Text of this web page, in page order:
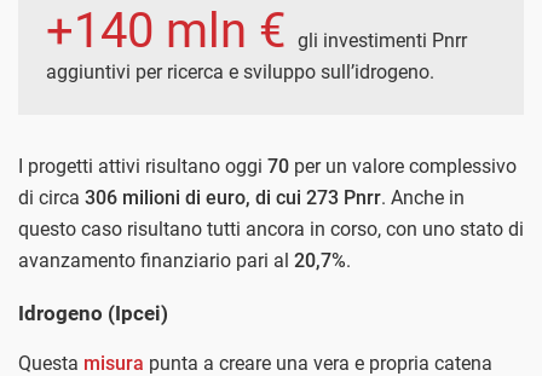
+140 mln € gli investimenti Pnrr
aggiuntivi per ricerca e sviluppo sull’idrogeno.
I progetti attivi risultano oggi 70 per un valore complessivo
di circa 306 milioni di euro, di cui 273 Pnrr. Anche in
questo caso risultano tutti ancora in corso, con uno stato di
avanzamento finanziario pari al 20,7%.
Idrogeno (Ipcei)
Questa misura punta a creare una vera e propria catena